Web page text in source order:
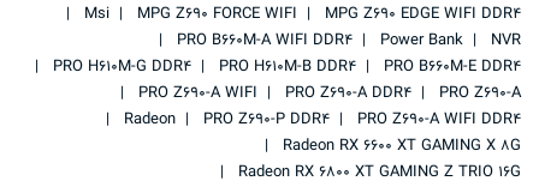
MPG Z690 EDGE WIFI DDR4
MPG Z690 FORCE WIFI
Msi
NVR
Power Bank
PRO B660M-A WIFI DDR4
PRO B660M-E DDR4
PRO H610M-B DDR4
PRO H610M-G DDR4
PRO Z690-A
PRO Z690-A DDR4
PRO Z690-A WIFI
PRO Z690-A WIFI DDR4
PRO Z690-P DDR4
Radeon
Radeon RX 6600 XT GAMING X 8G
Radeon RX 6800 XT GAMING Z TRIO 16G